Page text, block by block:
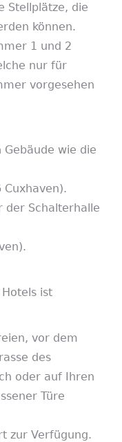
Stellplätze, die
können.
1 und 2
nur für
vorgesehen
Gebäude wie die
Cuxhaven).
der Schalterhalle
ist
vor dem
des
oder auf Ihren
Türe
zur Verfügung.